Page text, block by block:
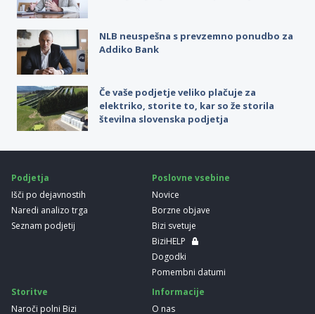
NLB neuspešna s prevzemno ponudbo za
Addiko Bank
Če vaše podjetje veliko plačuje za
elektriko, storite to, kar so že storila
številna slovenska podjetja
Podjetja
Išči po dejavnostih
Naredi analizo trga
Seznam podjetij
Poslovne vsebine
Novice
Borzne objave
Bizi svetuje
BiziHELP
Dogodki
Pomembni datumi
Storitve
Naroči polni Bizi
Informacije
O nas